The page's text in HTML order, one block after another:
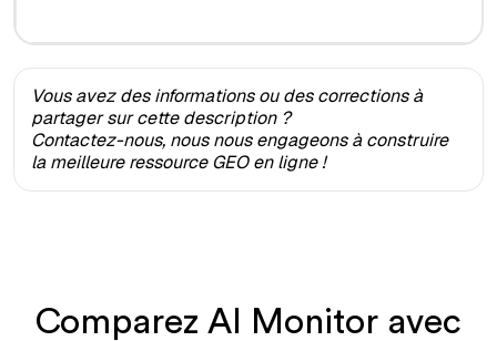
Vous avez des informations ou des corrections à
partager sur cette description ?
Contactez-nous, nous nous engageons à construire
la meilleure ressource GEO en ligne !
Comparez AI Monitor avec